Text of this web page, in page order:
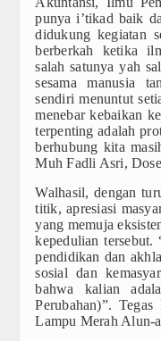
punya i’tikad baik
didukung kegiatan
berberkah ketika
salah satunya yah
sesama manusia
sendiri menuntut
menebar kebaikan
terpenting adalah
berhubung kita
Muh Fadli Asri,
Walhasil, dengan
titik, apresiasi
yang memuja
kepedulian tersebut.
pendidikan dan
sosial dan
bahwa kalian
Perubahan)”.
Lampu Merah Alun-